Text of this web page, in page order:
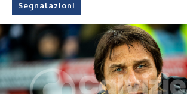
Segnalazioni